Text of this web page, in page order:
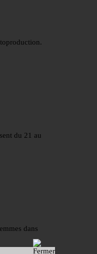
du 21 au
dans